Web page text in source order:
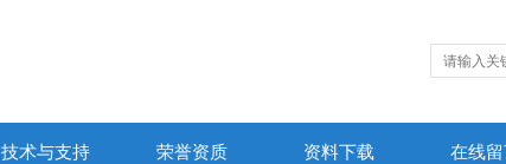
技术与支持 荣誉资质 资料下载 在线